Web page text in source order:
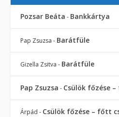
Pozsar Beáta - Bankkártya
Pap Zsuzsa - Barátfüle
Gizella Zsitva - Barátfüle
Pap Zsuzsa - Csülök főzése
Árpád - Csülök főzése – főtt